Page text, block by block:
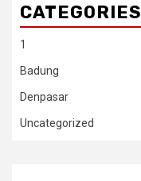
CATEGORIES
1
Badung
Denpasar
Uncategorized